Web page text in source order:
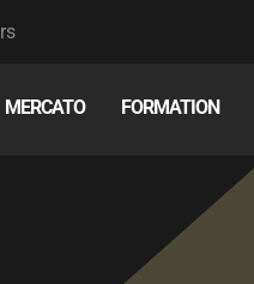
MERCATO FORMATION